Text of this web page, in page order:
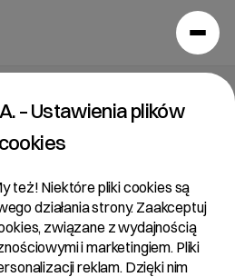
27/2019
na akcjach Spółki
– Ustawienia plików
cookies
też! Niektóre pliki cookies są
działania strony. Zaakceptuj
związane z wydajnością
i marketingiem. Pliki
reklam. Dzięki nim